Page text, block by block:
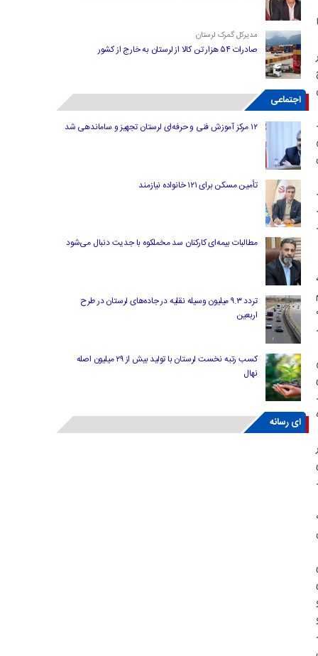
مدیرکل گمرک لرستان
صادرات ۵۴ هزار تن کالا از لرستان به خارج از کشور
اجتماعی
۱۲ مرکز آموزش فنی و حرفه‌ای لرستان تجهیز و ساماندهی شد
تأمین مسکن برای ۱۲۱ خانواده نیازمند
مطالبات بیمه‌ای کارکنان سد مخملکوه با جدیت دنبال می‌شود
تردد ۹.۳ میلیون وسیله نقلیه در جاده‌های لرستان در طرح
اربعین
کسب رتبه نخست لرستان با تولید بیش از ۲۹ میلیون اصله
نهال
ای رسانه